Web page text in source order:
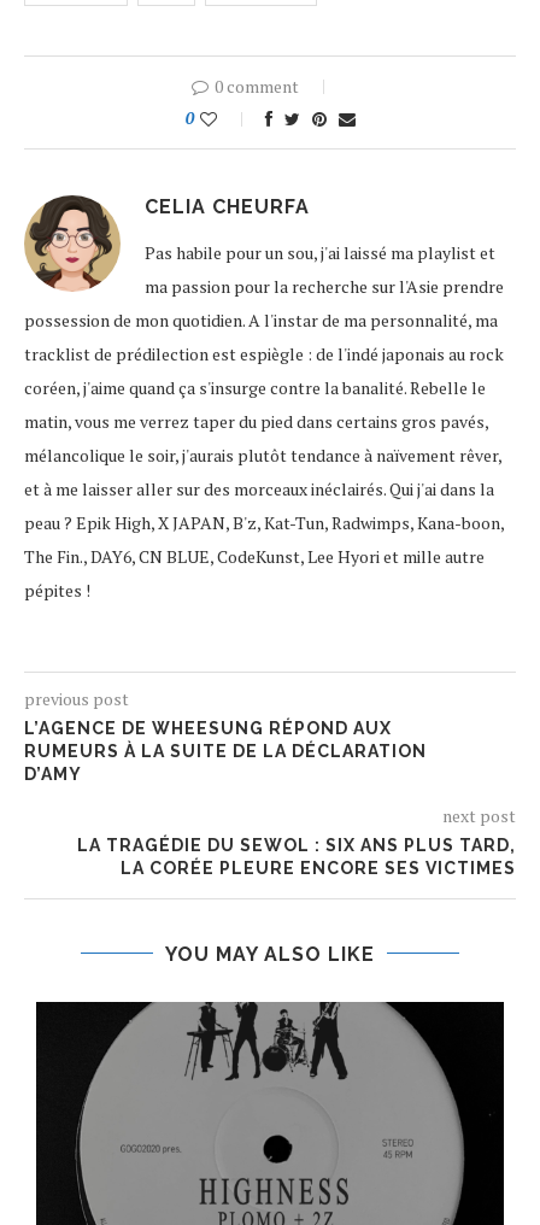
0 comment
0
CELIA CHEURFA
Pas habile pour un sou, j'ai laissé ma playlist et
ma passion pour la recherche sur l'Asie prendre
possession de mon quotidien. A l'instar de ma personnalité, ma
tracklist de prédilection est espiègle : de l'indé japonais au rock
coréen, j'aime quand ça s'insurge contre la banalité. Rebelle le
matin, vous me verrez taper du pied dans certains gros pavés,
mélancolique le soir, j'aurais plutôt tendance à naïvement rêver,
et à me laisser aller sur des morceaux inéclairés. Qui j'ai dans la
peau ? Epik High, X JAPAN, B'z, Kat-Tun, Radwimps, Kana-boon,
The Fin., DAY6, CN BLUE, CodeKunst, Lee Hyori et mille autre
pépites !
previous post
L’AGENCE DE WHEESUNG RÉPOND AUX
RUMEURS À LA SUITE DE LA DÉCLARATION
D’AMY
next post
LA TRAGÉDIE DU SEWOL : SIX ANS PLUS TARD,
LA CORÉE PLEURE ENCORE SES VICTIMES
YOU MAY ALSO LIKE